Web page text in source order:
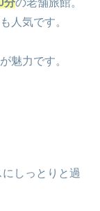
分の老舗旅館。
人気です。
魅力です。
しっとりと過